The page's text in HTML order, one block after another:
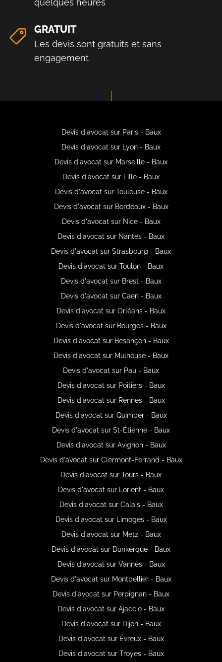
quelques heures
GRATUIT
Les devis sont gratuits et sans
engagement
Devis d'avocat sur Paris - Baux
Devis d'avocat sur Lyon - Baux
Devis d'avocat sur Marseille - Baux
Devis d'avocat sur Lille - Baux
Devis d'avocat sur Toulouse - Baux
Devis d'avocat sur Bordeaux - Baux
Devis d'avocat sur Nice - Baux
Devis d'avocat sur Nantes - Baux
Devis d'avocat sur Strasbourg - Baux
Devis d'avocat sur Toulon - Baux
Devis d'avocat sur Brest - Baux
Devis d'avocat sur Caen - Baux
Devis d'avocat sur Orléans - Baux
Devis d'avocat sur Bourges - Baux
Devis d'avocat sur Besançon - Baux
Devis d'avocat sur Mulhouse - Baux
Devis d'avocat sur Pau - Baux
Devis d'avocat sur Poitiers - Baux
Devis d'avocat sur Rennes - Baux
Devis d'avocat sur Quimper - Baux
Devis d'avocat sur St-Étienne - Baux
Devis d'avocat sur Avignon - Baux
Devis d'avocat sur Clermont-Ferrand - Baux
Devis d'avocat sur Tours - Baux
Devis d'avocat sur Lorient - Baux
Devis d'avocat sur Calais - Baux
Devis d'avocat sur Limoges - Baux
Devis d'avocat sur Metz - Baux
Devis d'avocat sur Dunkerque - Baux
Devis d'avocat sur Vannes - Baux
Devis d'avocat sur Montpellier - Baux
Devis d'avocat sur Perpignan - Baux
Devis d'avocat sur Ajaccio - Baux
Devis d'avocat sur Dijon - Baux
Devis d'avocat sur Évreux - Baux
Devis d'avocat sur Troyes - Baux